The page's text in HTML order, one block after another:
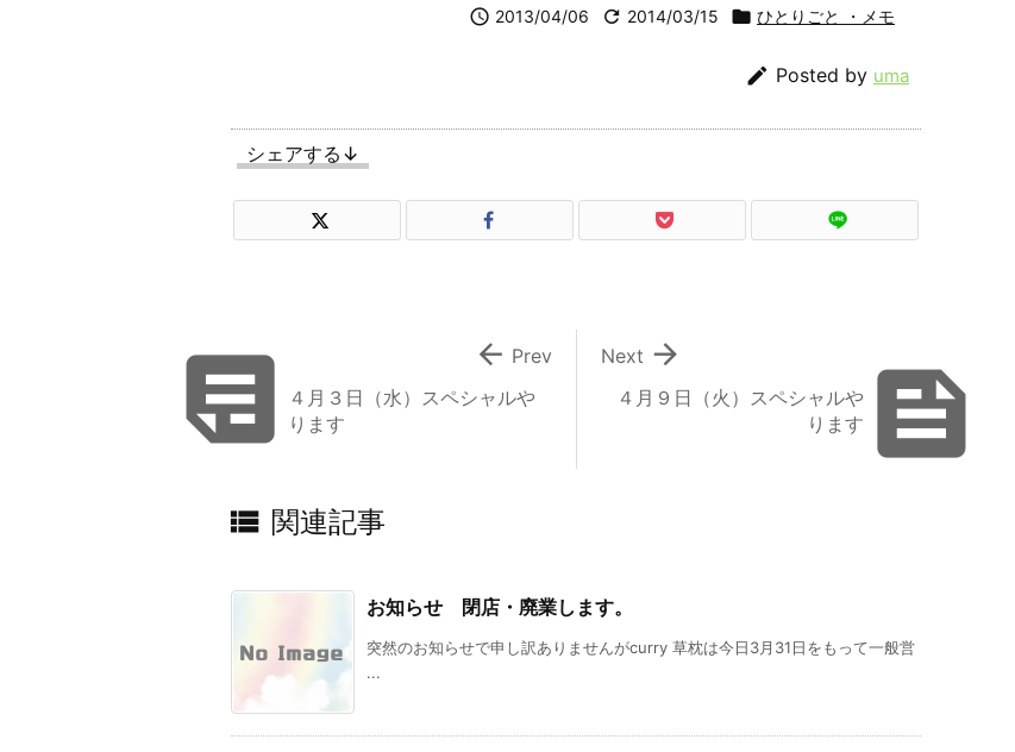
 2013/04/06  2014/03/15  ひとりごと ・メモ
 Posted by uma
シェアする↓

４月９日（火）スペシャルや
ります

Next

４月３日（水）スペシャルや
ります
 Prev
 関連記事
お知らせ 閉店・廃業します。
突然のお知らせで申し訳ありませんがcurry 草枕は今日3月31日をもって一般営
...